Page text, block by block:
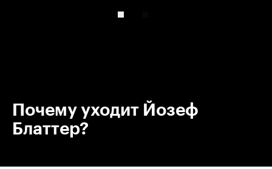
Почему уходит Йозеф
Блаттер?